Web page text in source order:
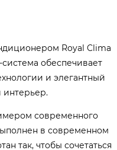
Royal Clima
обеспечивает
и элегантный
интерьер.
современного
в современном
так, чтобы сочетаться